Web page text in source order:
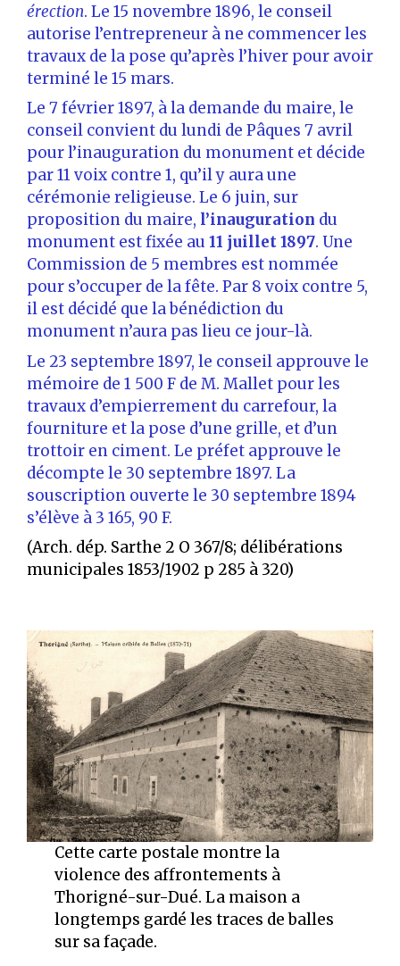
érection. Le 15 novembre 1896, le conseil
autorise l’entrepreneur à ne commencer les
travaux de la pose qu’après l’hiver pour avoir
terminé le 15 mars.
Le 7 février 1897, à la demande du maire, le
conseil convient du lundi de Pâques 7 avril
pour l’inauguration du monument et décide
par 11 voix contre 1, qu’il y aura une
cérémonie religieuse. Le 6 juin, sur
proposition du maire, l’inauguration du
monument est fixée au 11 juillet1897. Une
Commission de 5 membres est nommée
pour s’occuper de la fête. Par 8 voix contre 5,
il est décidé que la bénédiction du
monument n’aura pas lieu ce jour-là.
Le 23 septembre 1897, le conseil approuve le
mémoire de 1 500 F de M. Mallet pour les
travaux d’empierrement du carrefour, la
fourniture et la pose d’une grille, et d’un
trottoir en ciment. Le préfet approuve le
décompte le 30 septembre 1897. La
souscription ouverte le 30 septembre 1894
s’élève à 3 165, 90 F.
(Arch. dép. Sarthe 2 O 367/8; délibérations
municipales 1853/1902 p 285 à 320)
Cette carte postale montre la
violence des affrontements à
Thorigné-sur-Dué. La maison a
longtemps gardé les traces de balles
sur sa façade.